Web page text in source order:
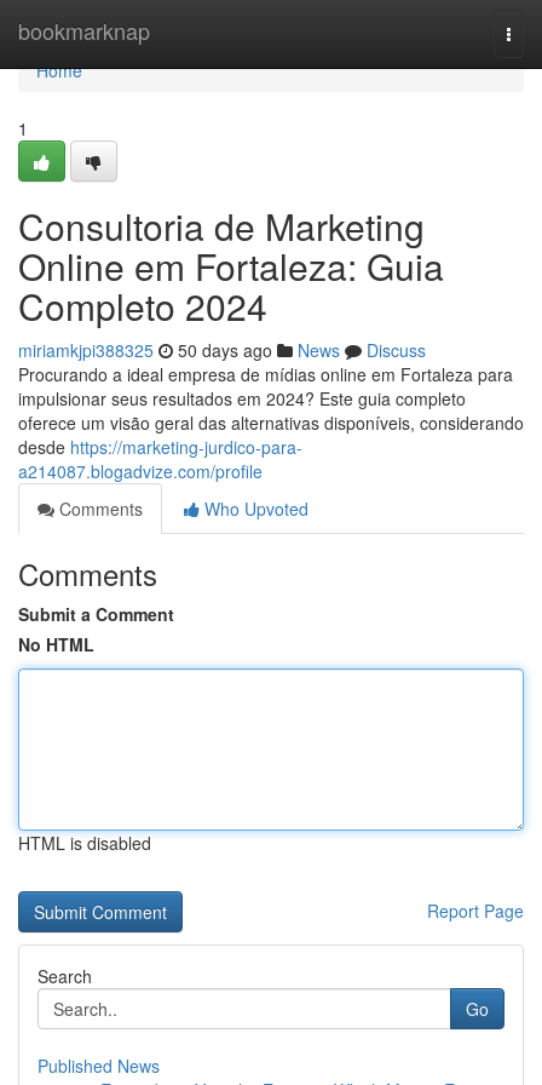
bookmarknap
Home
Home
1
Consultoria de Marketing
Online em Fortaleza: Guia
Completo 2024
miriamkjpi388325 50 days ago News
Discuss
Procurando a ideal empresa de mídias online em Fortaleza para
impulsionar seus resultados em 2024? Este guia completo
oferece um visão geral das alternativas disponíveis, considerando
desde https://marketing-jurdico-para-
a214087.blogadvize.com/profile
Comments
Who Upvoted
Comments
Submit a Comment
No HTML
HTML is disabled
Report Page
Search
Go
Published News